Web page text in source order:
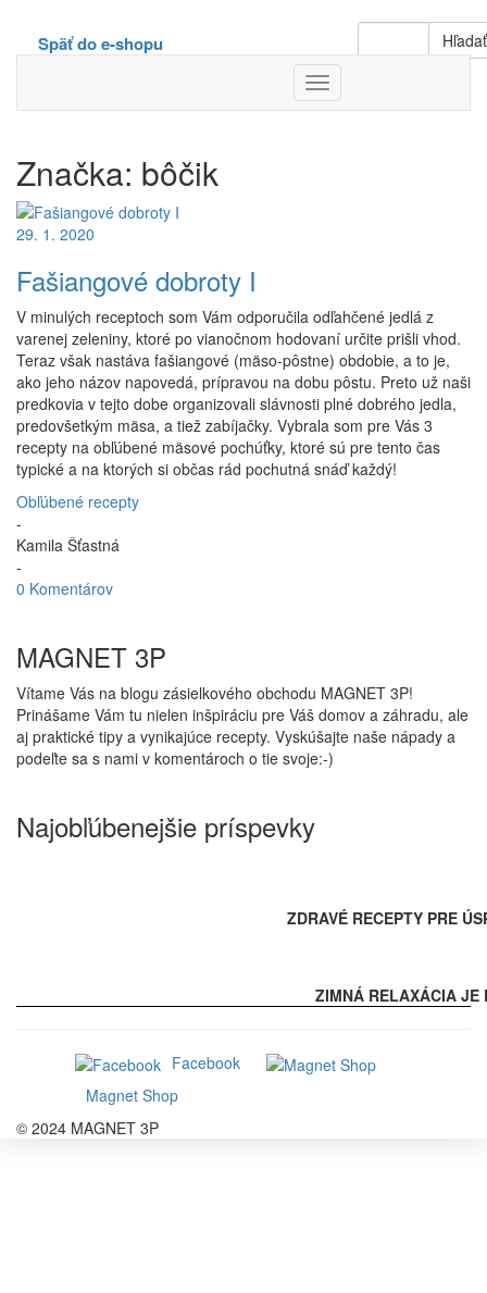
Hľadať
Späť do e-shopu
Toggle
Navigation
Značka: bôčik
29. 1. 2020
Fašiangové dobroty I
V minulých receptoch som Vám odporučila odľahčené jedlá z
varenej zeleniny, ktoré po vianočnom hodovaní určite prišli vhod.
Teraz však nastáva fašiangové (mäso-pôstne) obdobie, a to je,
ako jeho názov napovedá, prípravou na dobu pôstu. Preto už naši
predkovia v tejto dobe organizovali slávnosti plné dobrého jedla,
predovšetkým mäsa, a tiež zabíjačky. Vybrala som pre Vás 3
recepty na obľúbené mäsové pochúťky, ktoré sú pre tento čas
typické a na ktorých si občas rád pochutná snáď každý!
Obľúbené recepty
-
Kamila Šťastná
-
0 Komentárov
MAGNET 3P
Vítame Vás na blogu zásielkového obchodu MAGNET 3P!
Prinášame Vám tu nielen inšpiráciu pre Váš domov a záhradu, ale
aj praktické tipy a vynikajúce recepty. Vyskúšajte naše nápady a
podeľte sa s nami v komentároch o tie svoje:-)
Najobľúbenejšie príspevky
ZDRAVÉ RECEPTY PRE
ZIMNÁ RELAXÁCIA JE
Facebook
Magnet Shop
© 2024 MAGNET 3P